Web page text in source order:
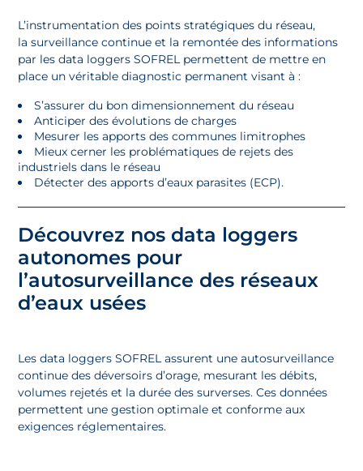
L’instrumentation des points stratégiques du réseau,
la surveillance continue et la remontée des informations
par les data loggers SOFREL permettent de mettre en
place un véritable diagnostic permanent visant à :
S’assurer du bon dimensionnement du réseau
Anticiper des évolutions de charges
Mesurer les apports des communes limitrophes
Mieux cerner les problématiques de rejets des
industriels dans le réseau
Détecter des apports d’eaux parasites (ECP).
Découvrez nos data loggers
autonomes pour
l’autosurveillance des réseaux
d’eaux usées
Les data loggers SOFREL assurent une autosurveillance
continue des déversoirs d’orage, mesurant les débits,
volumes rejetés et la durée des surverses. Ces données
permettent une gestion optimale et conforme aux
exigences réglementaires.